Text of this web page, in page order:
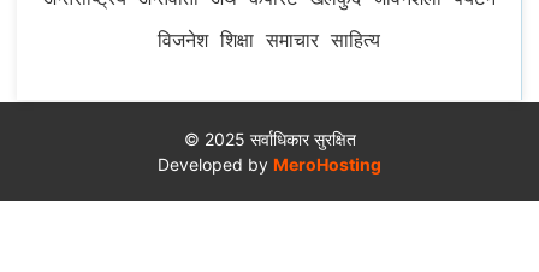
विजनेश शिक्षा समाचार साहित्य
© 2025 सर्वाधिकार सुरक्षित
Developed by MeroHosting